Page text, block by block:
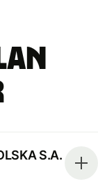
S.A.